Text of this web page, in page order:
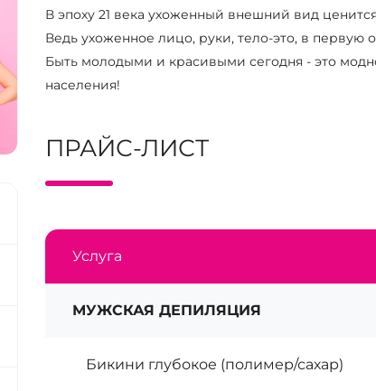
В эпоху 21 века ухоженный внешний вид
Ведь ухоженное лицо, руки, тело-это, в первую
Быть молодыми и красивыми сегодня - это
населения!
ПРАЙС-ЛИСТ
Услуга
МУЖСКАЯ ДЕПИЛЯЦИЯ
Бикини глубокое (полимер/сахар)